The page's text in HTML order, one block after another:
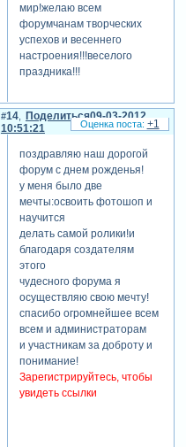
мир!желаю всем
форумчанам творческих
успехов и весеннего
настроения!!!веселого
праздника!!!
Поделиться
14
09-03-2012
10:51:21
поздравляю наш дорогой
форум с днем рожденья!
у меня было две
мечты:освоить фотошоп и
научится
делать самой ролики!и
благодаря создателям
этого
чудесного форума я
осуществляю свою мечту!
спасибо огромнейшее всем
всем и администраторам
и участникам за доброту и
понимание!
Зарегистрируйтесь, чтобы
увидеть ссылки
+1